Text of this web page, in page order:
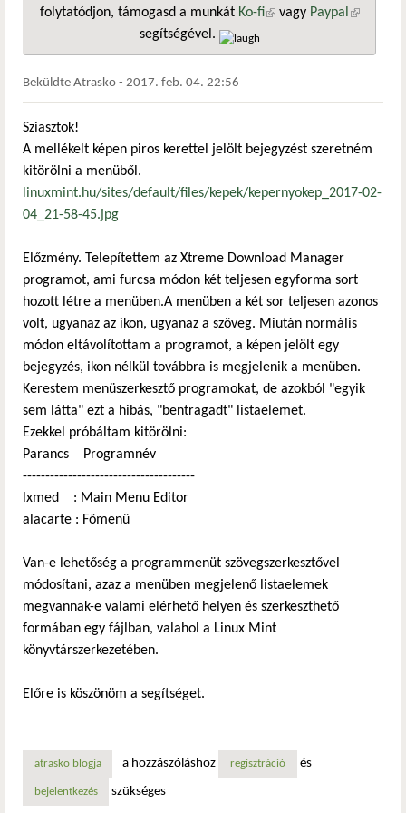
folytatódjon, támogasd a munkát Ko-fi(külső hivatkozás)
vagy Paypal
segítségével.
Beküldte Atrasko - 2017. feb. 04. 22:56
Sziasztok!
A mellékelt képen piros kerettel jelölt bejegyzést szeretném
kitörölni a menüből.
linuxmint.hu/sites/default/files/kepek/kepernyokep_2017-02-
04_21-58-45.jpg
Előzmény. Telepítettem az Xtreme Download Manager
programot, ami furcsa módon két teljesen egyforma sort
hozott létre a menüben.A menüben a két sor teljesen azonos
volt, ugyanaz az ikon, ugyanaz a szöveg. Miután normális
módon eltávolítottam a programot, a képen jelölt egy
bejegyzés, ikon nélkül továbbra is megjelenik a menüben.
Kerestem menüszerkesztő programokat, de azokból "egyik
sem látta" ezt a hibás, "bentragadt" listaelemet.
Ezekkel próbáltam kitörölni:
Parancs Programnév
--------------------------------------
lxmed : Main Menu Editor
alacarte : Főmenü
Van-e lehetőség a programmenüt szövegszerkesztővel
módosítani, azaz a menüben megjelenő listaelemek
megvannak-e valami elérhető helyen és szerkeszthető
formában egy fájlban, valahol a Linux Mint
könyvtárszerkezetében.
Előre is köszönöm a segítséget.
atrasko blogja a hozzászóláshoz regisztráció és
bejelentkezés szükséges